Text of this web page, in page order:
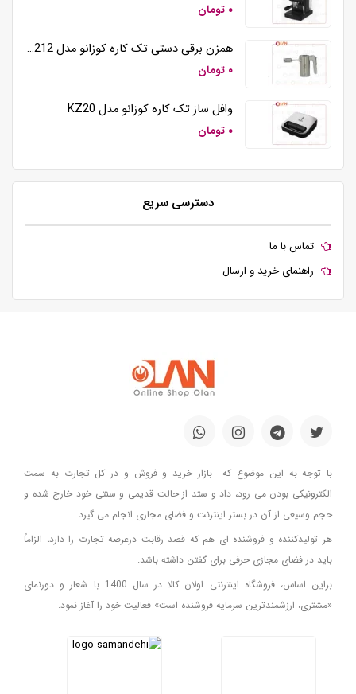
۰ تومان
همزن برقی دستی تک کاره کوزانو مدل HM212
۰ تومان
وافل ساز تک کاره کوزانو مدل KZ20
۰ تومان
دسترسی سریع
تماس با ما
راهنمای خرید و ارسال
با توجه به این موضوع که بازار خرید و فروش و در کل تجارت به سمت
الکترونیکی بودن می رود، داد و ستد از حالت قدیمی و سنتی خود خارج شده و
حجم وسیعی از آن در بستر اینترنت و فضای مجازی انجام می گیرد.
هر تولیدکننده و فروشنده ای هم که قصد رقابت درعرصه تجارت را دارد، الزاماً
باید در فضای مجازی حرفی برای گفتن داشته باشد.
براین اساس، فروشگاه اینترنتی اولان کالا در سال 1400 با شعار و دورنمای
«مشتری، ارزشمندترین سرمایه فروشنده است» فعالیت خود را آغاز نمود.